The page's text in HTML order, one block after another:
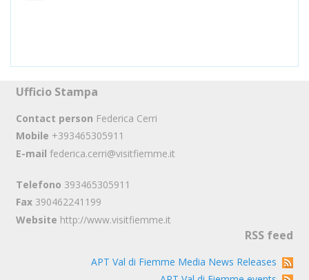
Ufficio Stampa
Contact person Federica Cerri
Mobile +393465305911
E-mail federica.cerri@visitfiemme.it
Telefono 393465305911
Fax 390462241199
Website http://www.visitfiemme.it
RSS feed
APT Val di Fiemme Media News Releases